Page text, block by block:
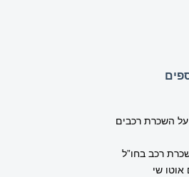
השכרת רכבים
רכב בחו”ל
שי